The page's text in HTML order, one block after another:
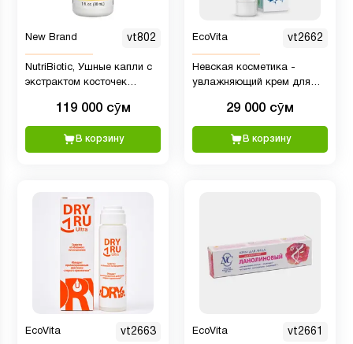
New Brand vt802
NutriBiotic, Ушные капли с
экстрактом косточек
чайного дерева, 30 мл
119 000 сӯм
В корзину
EcoVita vt2662
Невская косметика -
увлажняющий крем для
29 000 сӯм
В корзину
EcoVita vt2663 EcoVita vt2661